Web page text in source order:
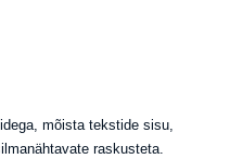
mõista tekstide sisu,
raskusteta.